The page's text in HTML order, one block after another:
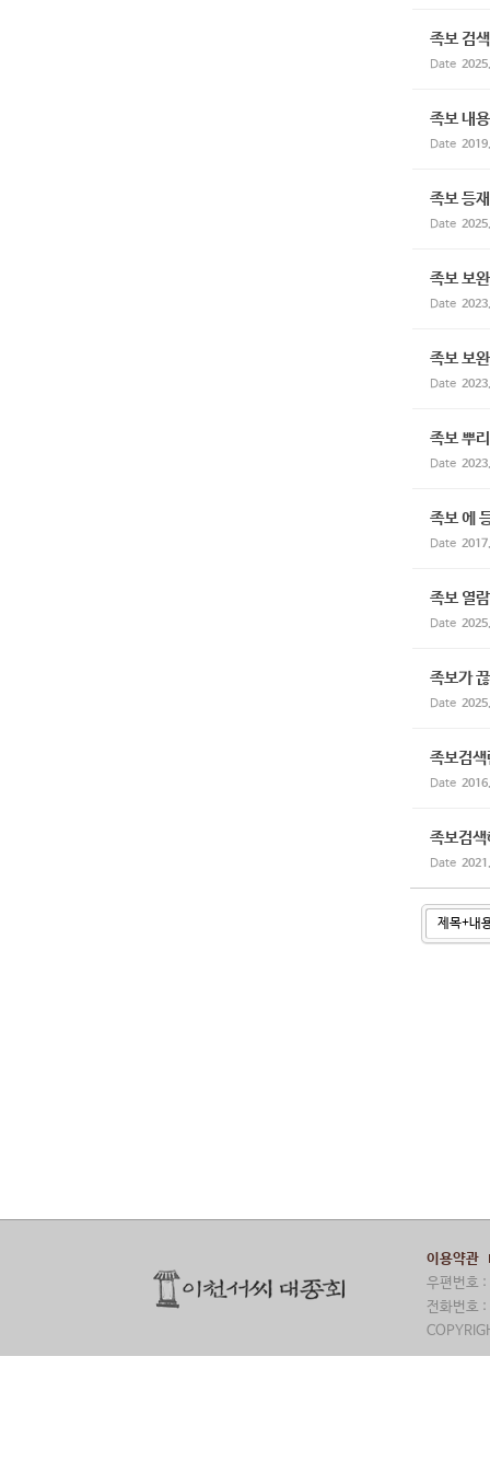
족보 검
Date
족보 내
Date
족보 등
Date
족보 보
Date
족보 보
Date
족보 뿌
Date
족보 에
Date
족보 열
Date
족보가
Date
족보검
Date
족보검
Date
이용약관
우편번호
전화번